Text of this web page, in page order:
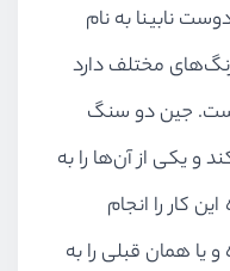
نابینا به نام
مختلف دارد
است. جین دو سنگ
یکی از آن‌ها را به
کار را انجام
یا همان قبلی را به